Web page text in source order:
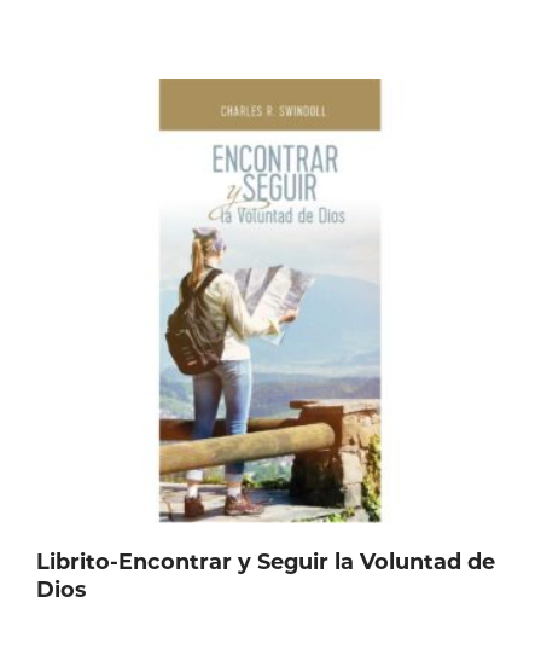
Librito-Encontrar y Seguir la Voluntad de
Dios